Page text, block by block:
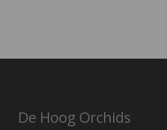
De Hoog Orchids